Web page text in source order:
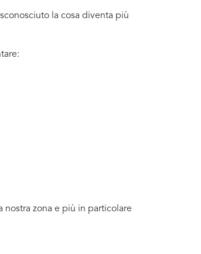
la cosa diventa più
zona e più in particolare